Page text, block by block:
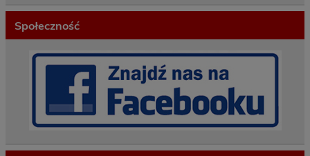
Społeczność